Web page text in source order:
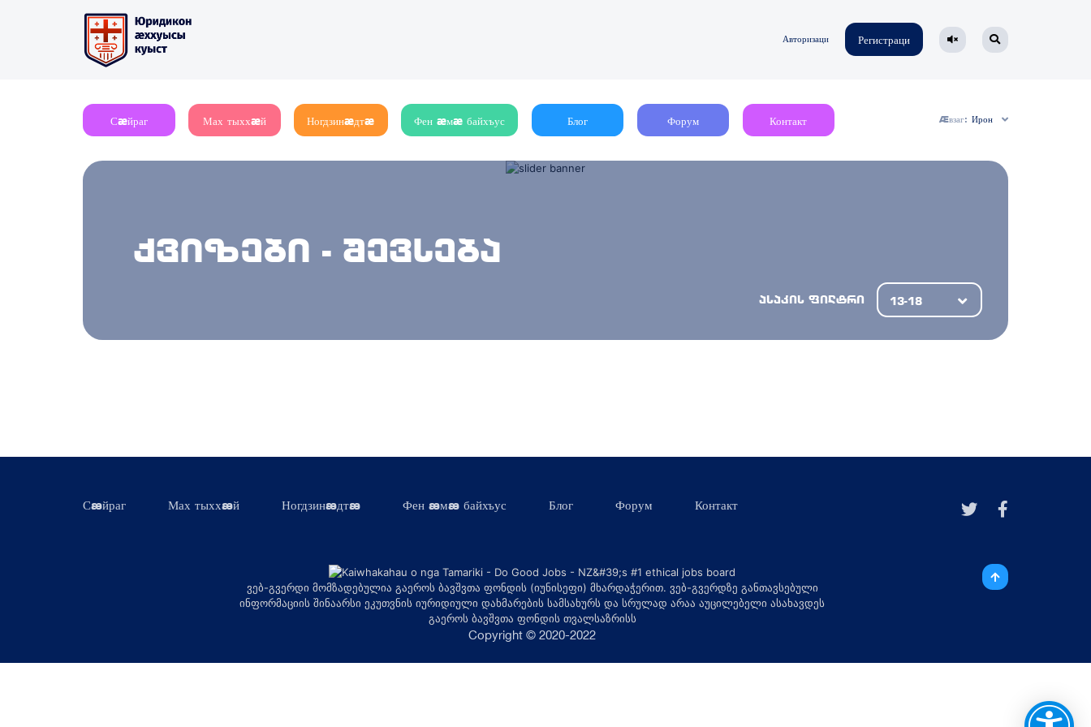
Авторизаци Регистраци
Сæйраг Мах тыххæй Ногдзинæдтæ Фен æмæ байхъус Блог Форум Контакт Æвзаг: Ирон
ქვიზები - შევსება
ასაკის ფილტრი 13-18
Сæйраг Мах тыххæй Ногдзинæдтæ Фен æмæ байхъус Блог Форум Контакт
ვებ-გვერდი მომზადებულია გაეროს ბავშვთა ფონდის (იუნისეფი) მხარდაჭერით. ვებ-გვერდზე განთავსებული
ინფორმაციის შინაარსი ეკუთვნის იურიდიული დახმარების სამსახურს და სრულად არაა აუცილებელი ასახავდეს
გაეროს ბავშვთა ფონდის თვალსაზრისს
Copyright © 2020-2022